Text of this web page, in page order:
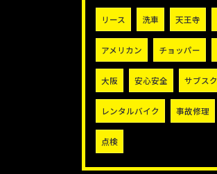
リース 洗車 天王寺
アメリカン チョッパー
大阪 安心安全 サブスク
レンタルバイク 事故修理
点検